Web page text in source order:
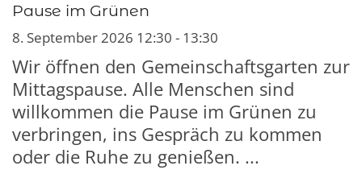
Pause im Grünen
8. September 2026 12:30 - 13:30
Wir öffnen den Gemeinschaftsgarten zur
Mittagspause. Alle Menschen sind
willkommen die Pause im Grünen zu
verbringen, ins Gespräch zu kommen
oder die Ruhe zu genießen. ...